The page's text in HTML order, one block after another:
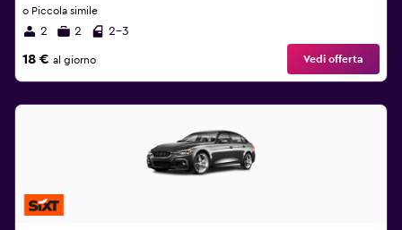
o Piccola simile
2 2 2-3
18 € al giorno Vedi offerta